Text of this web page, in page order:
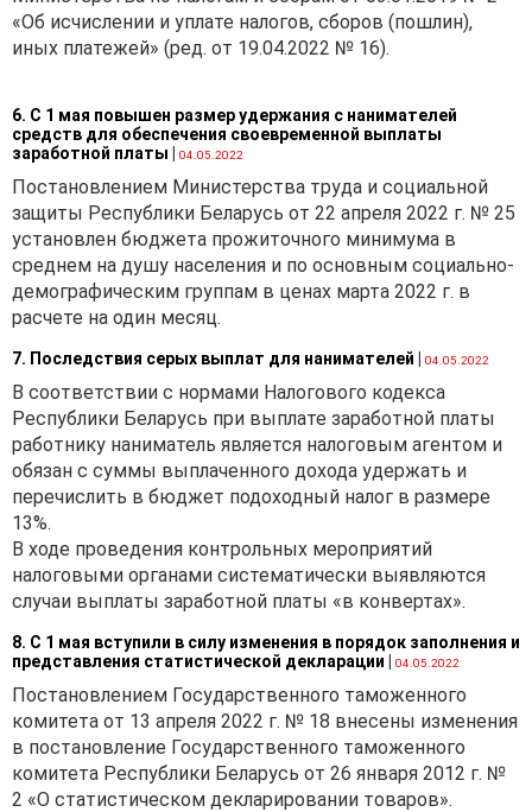
собственники
транспортных средств, а
также лизингополучатели.
транспортного средства по
договору аренды
транспортный налог в
бюджет не уплачивает.
2. Являются ли
транспортного налога
филиалы организаций,
которым переданы
транспортные средства,
головной организацией?
3. Являются ли объектом
обложения тракторы,
погрузчики, квадроциклы,
мопеды?
4. По какой ставке
транспортного налога
облагаются
полуприцепы?
«Об исчислении и уплате налогов, сборов (пошлин),
иных платежей» (ред. от 19.04.2022 № 16).
6. С 1 мая повышен размер удержания с нанимателей
средств для обеспечения своевременной выплаты
заработной платы
04.05.2022
Постановлением Министерства труда и социальной
защиты Республики Беларусь от 22 апреля 2022 г. № 25
установлен бюджета прожиточного минимума в
среднем на душу населения и по основным социально-
демографическим группам в ценах марта 2022 г. в
расчете на один месяц.
7. Последствия серых выплат для нанимателей 04.05.2022
В соответствии с нормами Налогового кодекса
Республики Беларусь при выплате заработной платы
работнику наниматель является налоговым агентом и
обязан с суммы выплаченного дохода удержать и
перечислить в бюджет подоходный налог в размере
13%.
В ходе проведения контрольных мероприятий
налоговыми органами систематически выявляются
случаи выплаты заработной платы «в конвертах».
8. С 1 мая вступили в силу изменения в порядок заполнения и
представления статистической декларации
04.05.2022
Постановлением Государственного таможенного
комитета от 13 апреля 2022 г. № 18 внесены изменения
в постановление Государственного таможенного
комитета Республики Беларусь от 26 января 2012 г. №
2 «О статистическом декларировании товаров».